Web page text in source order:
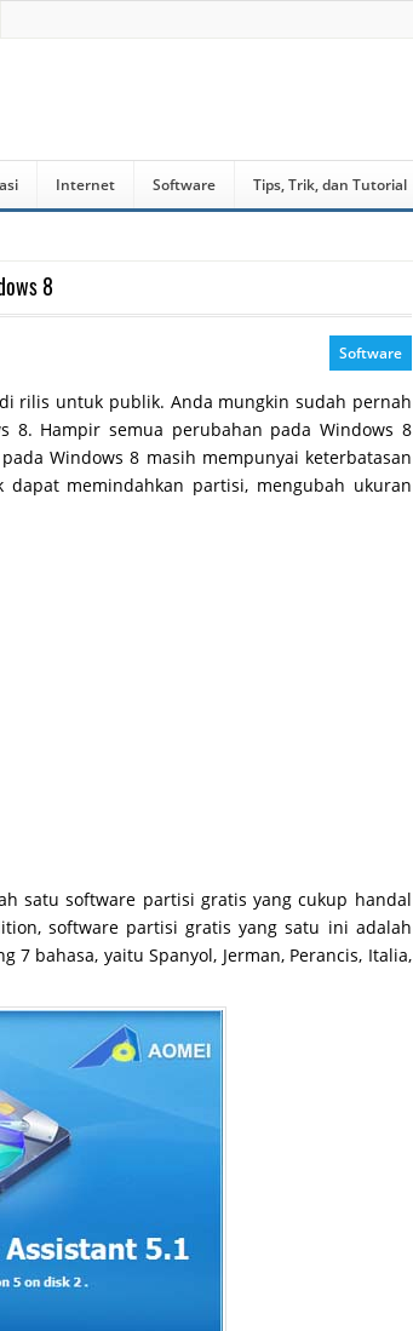
Internet Software Tips, Trik, dan Tutorial
8
Software
rilis untuk publik. Anda mungkin sudah pernah
8. Hampir semua perubahan pada Windows 8
Windows 8 masih mempunyai keterbatasan
memindahkan partisi, mengubah ukuran
satu software partisi gratis yang cukup handal
software partisi gratis yang satu ini adalah
bahasa, yaitu Spanyol, Jerman, Perancis, Italia,